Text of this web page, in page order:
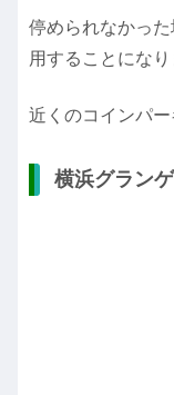
停められなかっ
用することになり
近くのコインパー
横浜グラン